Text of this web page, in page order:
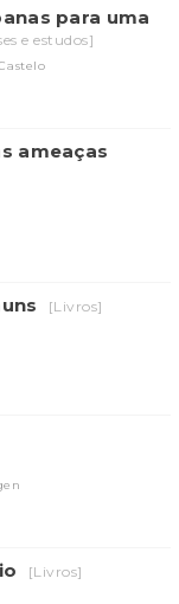
para uma
e estudos]
ameaças
[Livros]
[Livros]